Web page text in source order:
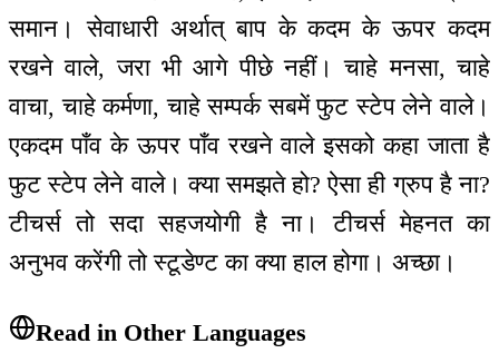
समान। सेवाधारी अर्थात् बाप के कदम के ऊपर कदम
रखने वाले, जरा भी आगे पीछे नहीं। चाहे मनसा, चाहे
वाचा, चाहे कर्मणा, चाहे सम्पर्क सबमें फुट स्टेप लेने वाले।
एकदम पाँव के ऊपर पाँव रखने वाले इसको कहा जाता है
फुट स्टेप लेने वाले। क्या समझते हो? ऐसा ही ग्रुप है ना?
टीचर्स तो सदा सहजयोगी है ना। टीचर्स मेहनत का
अनुभव करेंगी तो स्टूडेण्ट का क्या हाल होगा। अच्छा।
Read in Other Languages